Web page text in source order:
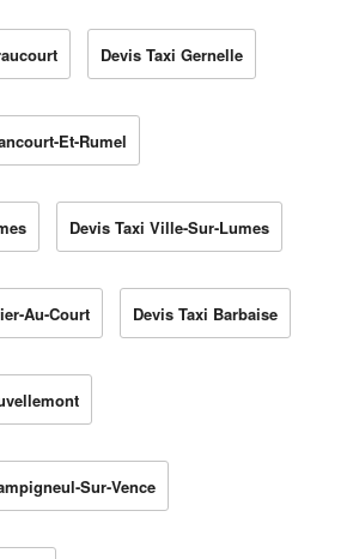
Devis Taxi Gernelle
Et-Rumel
Devis Taxi Ville-Sur-Lumes
Au-Court Devis Taxi Barbaise
Sur-Vence